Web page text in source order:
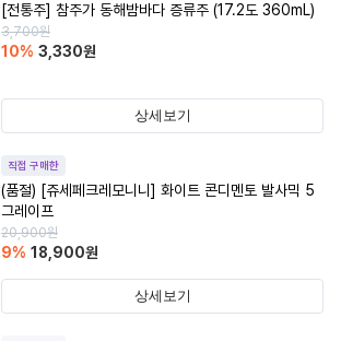
[전통주] 참주가 동해밤바다 증류주 (17.2도 360mL)
3,700원
10% 3,330원
상세보기
직접 구매한
(품절) [쥬세페크레모니니] 화이트 콘디멘토 발사믹 5
그레이프
20,900원
9% 18,900원
상세보기